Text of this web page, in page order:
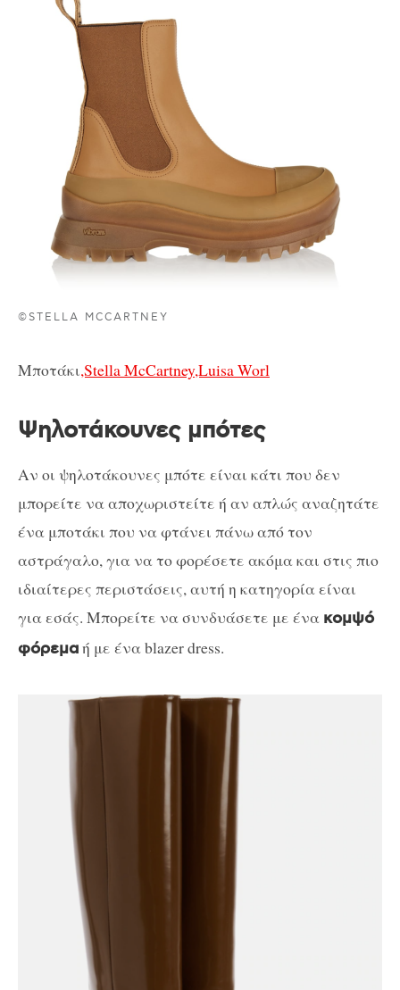
©STELLA MCCARTNEY
Μποτάκι,Stella McCartney,Luisa Worl
Ψηλοτάκουνες μπότες
Αν οι ψηλοτάκουνες μπότε είναι κάτι που δεν
μπορείτε να αποχωριστείτε ή αν απλώς αναζητάτε
ένα μποτάκι που να φτάνει πάνω από τον
αστράγαλο, για να το φορέσετε ακόμα και στις πιο
ιδιαίτερες περιστάσεις, αυτή η κατηγορία είναι
για εσάς. Μπορείτε να συνδυάσετε με ένα κομψό
φόρεμαή με ένα blazer dress.